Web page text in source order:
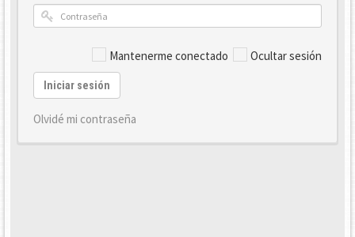
Mantenerme conectado Ocultar sesión
Iniciar sesión
Olvidé mi contraseña